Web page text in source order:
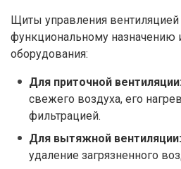
Щиты управления
функциональному назначению
оборудования:
Для приточной
свежего воздуха, его
фильтрацией.
Для вытяжной вентиляции:
удаление загрязненного